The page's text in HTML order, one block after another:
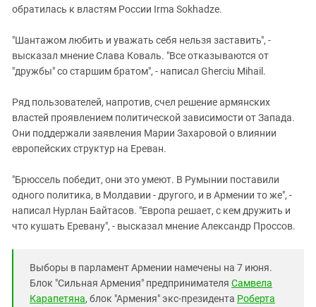
обратилась к властям России Irma Sokhadze.
"Шантажом любить и уважать себя нельзя заставить", -
высказал мнение Слава Коваль. "Все отказываются от
"дружбы" со старшим братом", - написал Gherciu Mihail.
Ряд пользователей, напротив, счел решение армянских
властей проявлением политической зависимости от Запада.
Они поддержали заявления Марии Захаровой о влиянии
европейских структур на Ереван.
"Брюссель победит, они это умеют. В Румынии поставили
одного политика, в Молдавии - другого, и в Армении то же", -
написал Нурлан Байтасов. "Европа решает, с кем дружить и
что кушать Еревану", - высказал мнение Александр Проссов.
Выборы в парламент Армении намечены на 7 июня.
Блок "Сильная Армения" предпринимателя Самвела
Карапетяна, блок "Армения" экс-президента Роберта